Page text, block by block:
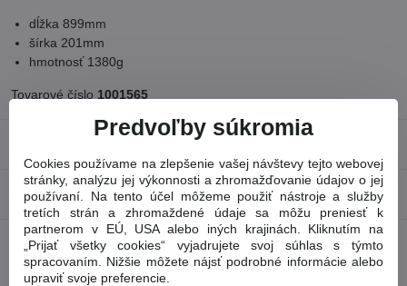
dĺžka 899mm
šírka 201mm
hmotnosť 1380g
Tovarové číslo 1001565
Diskusia
FacebookTwitter BlueskyPinterestReddit LinkedInWhatsApp
E-
Predvoľby súkromia
Cookies používame na zlepšenie vašej návštevy tejto webovej
stránky, analýzu jej výkonnosti a zhromažďovanie údajov o jej
používaní. Na tento účel môžeme použiť nástroje a služby
tretích strán a zhromaždené údaje sa môžu preniesť k
partnerom v EÚ, USA alebo iných krajinách. Kliknutím na
„Prijať všetky cookies“ vyjadrujete svoj súhlas s týmto
spracovaním. Nižšie môžete nájsť podrobné informácie alebo
upraviť svoje preferencie.